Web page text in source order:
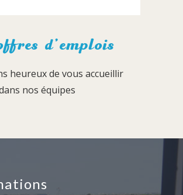
d’emplois
heureux de vous accueillir
nos équipes